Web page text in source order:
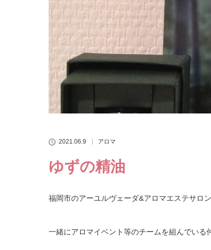
2021.06.9 アロマ
ゆずの精油
福岡市のアーユルヴェーダ&アロマエステサロ
一緒にアロマイベント等のチームを組んでいる